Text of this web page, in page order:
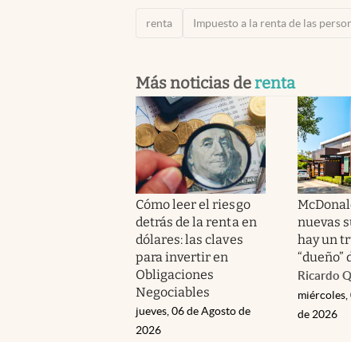
renta Impuesto a la renta de las
Más noticias derenta
Cómo leer el riesgo
detrás de la renta en
dólares: las claves
para invertir en
Obligaciones
Negociables
jueves, 06 de Agosto de
2026
nuevas
hay un
“dueño”
Ricardo
miércoles,
de 2026